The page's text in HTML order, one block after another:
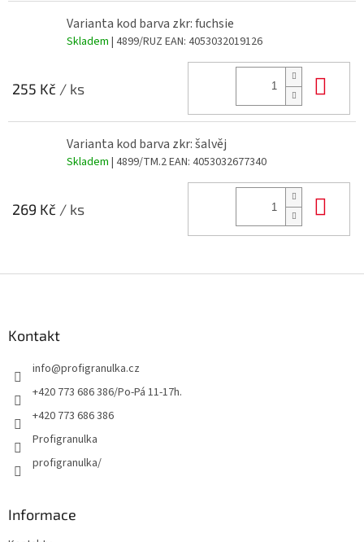
Varianta kod barva zkr: fuchsie
Skladem | 4899/RUZ EAN: 4053032019126
255 Kč / ks
Varianta kod barva zkr: šalvěj
Skladem | 4899/TM.2EAN: 4053032677340
269 Kč / ks
Kontakt
info@profigranulka.cz
+420 773 686 386/Po-Pá 11-17h.
+420 773 686 386
Profigranulka
profigranulka/
Informace